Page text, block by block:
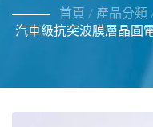
首頁 / 產品分類
汽車級抗突波膜層晶圓